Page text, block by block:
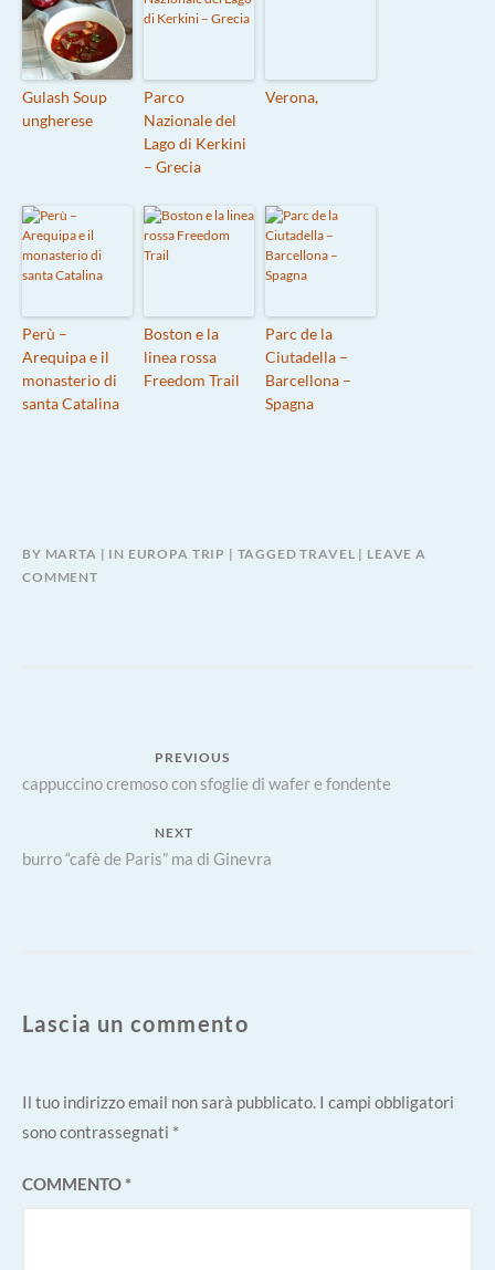
Gulash Soup
ungherese
Parco
Nazionale del
Lago di Kerkini
– Grecia
Verona,
Perù –
Arequipa e il
monasterio di
santa Catalina
Boston e la
linea rossa
Freedom Trail
Parc de la
Ciutadella –
Barcellona –
Spagna
BY MARTA IN EUROPA TRIP TAGGEDTRAVEL
LEAVE A
COMMENT
Navigazione
articoli
PREVIOUS
Previous
cappuccino cremoso con sfoglie di wafer e fondente
NEXT
Next
burro “cafè de Paris” ma di Ginevra
Lascia un commento
Il tuo indirizzo email non sarà pubblicato. I campi obbligatori
sono contrassegnati *
COMMENTO*